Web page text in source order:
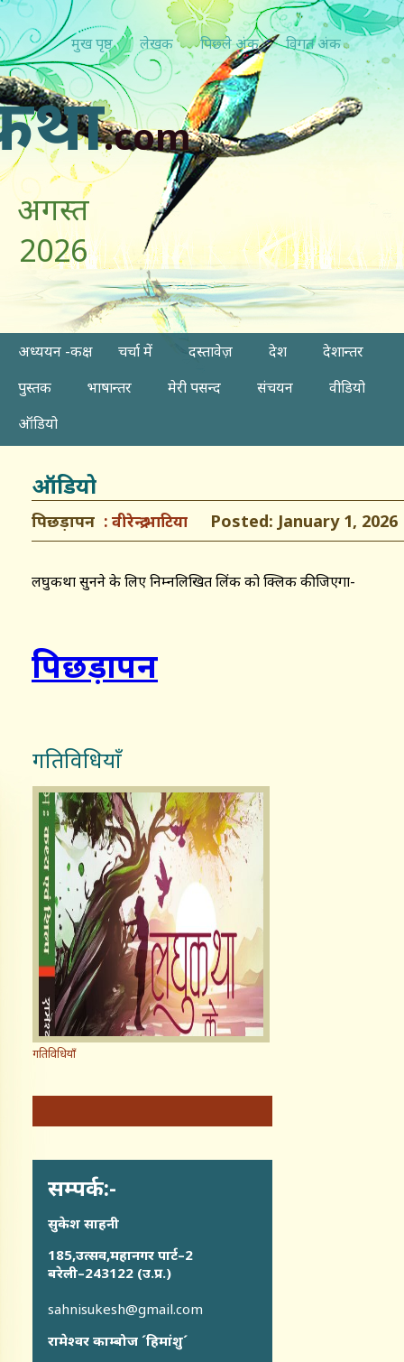
मुख पृष्ठ लेखक पिछ्ले अंक विगत अंक
.com
अगस्त
2026
अध्ययन -कक्ष चर्चा में दस्तावेज़ देश
देशान्तर
पुस्तक
भाषान्तर मेरी पसन्द संचयन
वीडियो
ऑडियो
ऑडियो
पिछड़ापन वीरेन्द्र भाटिया Posted: January 1, 2026
लघुकथा सुनने के लिए निम्नलिखित लिंक को क्लिक कीजिएगा-
पिछड़ापन
गतिविधियाँ
गतिविधियाँ
सम्पर्क:-
सुकेश साहनी
185,उत्सव,महानगर पार्ट–2
बरेली–243122 (उ.प्र.)
sahnisukesh@gmail.com
रामेश्वर काम्बोज ´हिमांशु´